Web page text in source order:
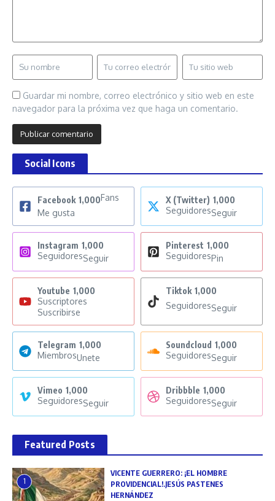
Guardar mi nombre, correo electrónico y sitio web en este
navegador para la próxima vez que haga un comentario.
Social Icons
Facebook 1,000Fans
Me gusta
X (Twitter) 1,000
SeguidoresSeguir
Instagram 1,000
SeguidoresSeguir
Pinterest 1,000
SeguidoresPin
Youtube 1,000
Suscriptores
Suscribirse
Tiktok 1,000
SeguidoresSeguir
Telegram 1,000
MiembrosUnete
Soundcloud 1,000
SeguidoresSeguir
Vimeo 1,000
SeguidoresSeguir
Dribbble 1,000
SeguidoresSeguir
Featured Posts
1
VICENTE GUERRERO: ¡EL HOMBRE
PROVIDENCIAL!.JESÚS PASTENES
HERNÁNDEZ